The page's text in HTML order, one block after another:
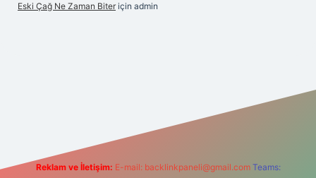
Eski Çağ Ne Zaman Biter için admin
Reklam ve İletişim: E-mail: backlinkpaneli@gmail.com Teams: